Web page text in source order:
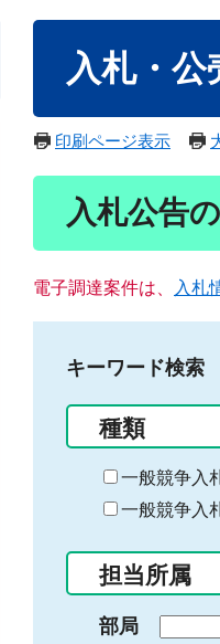
入札・公
印刷ページ表示
入札公告
電子調達案件は、 入札
キーワード検索
種類
一般競争入
一般競争入
担当所属
部局